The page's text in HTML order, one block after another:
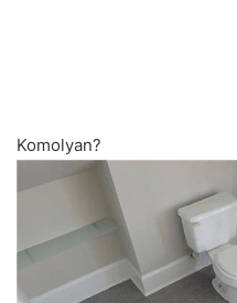
Komolyan?